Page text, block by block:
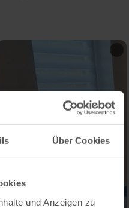
Über Cookies
und Anzeigen zu